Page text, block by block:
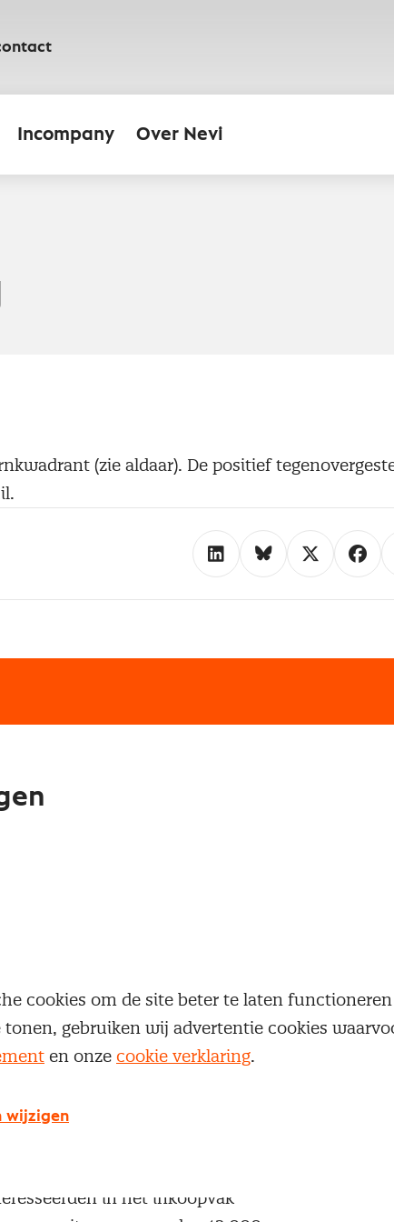
Incompany Over Nevi
(zie aldaar). De positief
account krijg je gratis toegang tot:
in het inkoopvak
cookies om de site beter te laten
gebruiken wij advertentie cookies
en onze cookie verklaring.
wijzigen